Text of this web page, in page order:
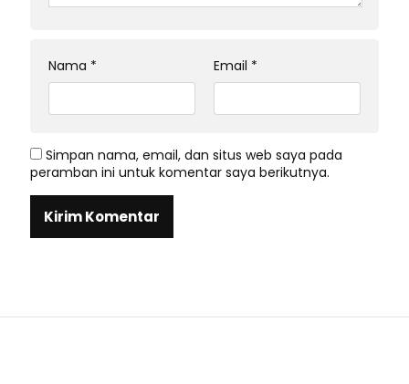
Nama * Email *
Simpan nama, email, dan situs web saya pada
peramban ini untuk komentar saya berikutnya.